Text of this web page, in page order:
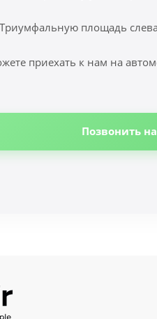
площадь
приехать к нам на
Позвонить